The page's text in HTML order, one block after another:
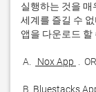
실행하는 것을 매
세계를 즐길 수
A. Nox App
B. Bluestacks